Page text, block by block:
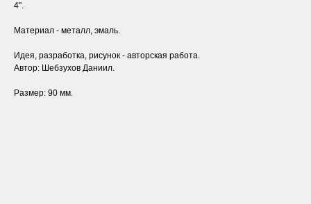
4".
Материал - металл, эмаль.
Идея, разработка, рисунок - авторская работа.
Автор: Шебзухов Даниил.
Размер: 90 мм.